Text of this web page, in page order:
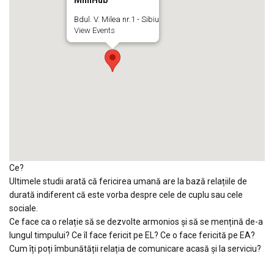
Bdul. V. Milea nr.1 - Sibiu
View Events
Ce?
Ultimele studii arată că fericirea umană are la bază relațiile de
durată indiferent că este vorba despre cele de cuplu sau cele
sociale.
Ce face ca o relație să se dezvolte armonios și să se mențină de-a
lungul timpului? Ce îl face fericit pe EL? Ce o face fericită pe EA?
Cum îți poți îmbunătății relația de comunicare acasă și la serviciu?